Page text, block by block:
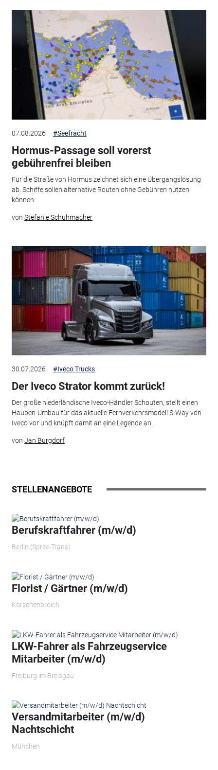
07.08.2026 #Seefracht
Hormus-Passage soll vorerst
gebührenfrei bleiben
Für die Straße von Hormus zeichnet sich eine Übergangslösung
ab. Schiffe sollen alternative Routen ohne Gebühren nutzen
können.
von Stefanie Schuhmacher
30.07.2026 #Iveco Trucks
Der Iveco Strator kommt zurück!
Der große niederländische Iveco-Händler Schouten, stellt einen
Hauben-Umbau für das aktuelle Fernverkehrsmodell S-Way von
Iveco vor und knüpft damit an eine Legende an.
von Jan Burgdorf
STELLENANGEBOTE
Berufskraftfahrer (m/w/d)
Berlin (Spree-Trans)
Florist / Gärtner (m/w/d)
Korschenbroich
LKW-Fahrer als Fahrzeugservice
Mitarbeiter (m/w/d)
Freiburg im Breisgau
Versandmitarbeiter (m/w/d)
Nachtschicht
München